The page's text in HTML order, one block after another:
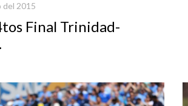
del 2015
Final Trinidad-